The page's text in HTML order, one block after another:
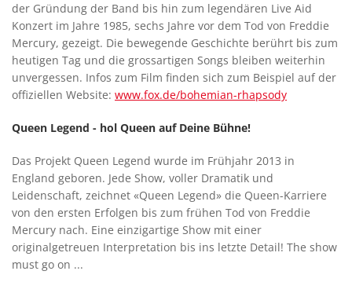
der Gründung der Band bis hin zum legendären Live Aid
Konzert im Jahre 1985, sechs Jahre vor dem Tod von Freddie
Mercury, gezeigt. Die bewegende Geschichte berührt bis zum
heutigen Tag und die grossartigen Songs bleiben weiterhin
unvergessen. Infos zum Film finden sich zum Beispiel auf der
offiziellen Website: www.fox.de/bohemian-rhapsody
Queen Legend - hol Queen auf Deine Bühne!
Das Projekt Queen Legend wurde im Frühjahr 2013 in
England geboren. Jede Show, voller Dramatik und
Leidenschaft, zeichnet «Queen Legend» die Queen-Karriere
von den ersten Erfolgen bis zum frühen Tod von Freddie
Mercury nach. Eine einzigartige Show mit einer
originalgetreuen Interpretation bis ins letzte Detail! The show
must go on ...